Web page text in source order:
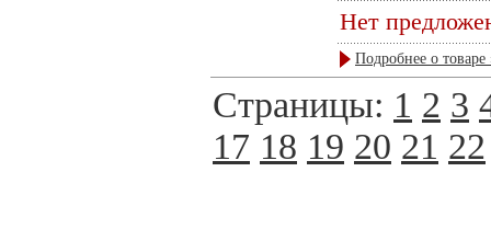
Нет
Подробнее о товаре
Страницы: 1 2 3
17 18 19 20 21 22